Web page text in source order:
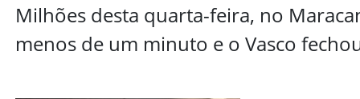
Milhões desta quarta-feira, no
menos de um minuto e o Vasco